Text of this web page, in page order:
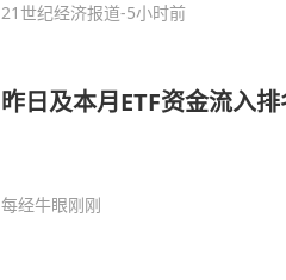
21世纪经济报道-5小时前
昨日及本月ETF资金流入排
每经牛眼刚刚